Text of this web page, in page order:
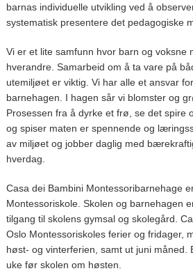
barnas individuelle utvikling ved å
systematisk presentere det pedagogiske
Vi er et lite samfunn hvor barn og voksne
hverandre. Samarbeid om å ta vare på
utemiljøet er viktig. Vi har alle et ansvar
barnehagen. I hagen sår vi blomster og
Prosessen fra å dyrke et frø, se det spire
og spiser maten er spennende og
av miljøet og jobber daglig med
hverdag.
Casa dei Bambini Montessoribarnehage
Montessoriskole. Skolen og barnehagen
tilgang til skolens gymsal og skolegård.
Oslo Montessoriskoles ferier og fridager,
høst- og vinterferien, samt ut juni måned.
uke før skolen om høsten.